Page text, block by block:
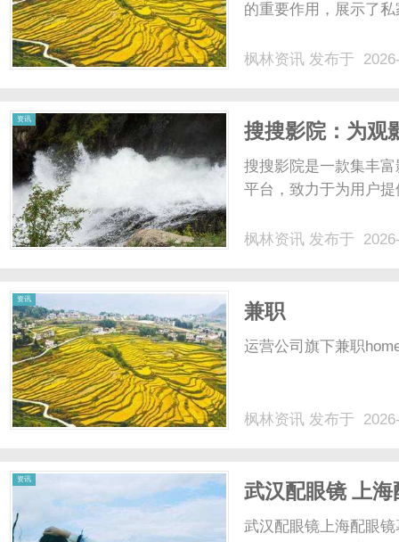
的重要作用，展示了
枫林资讯 发布于
资讯
搜搜影院：为观
搜搜影院是一款集丰
平台，致力于为用户
枫林资讯 发布于
资讯
兼职
运营公司旗下兼职
枫林资讯 发布于
资讯
武汉配眼镜 上海
武汉配眼镜上海配眼